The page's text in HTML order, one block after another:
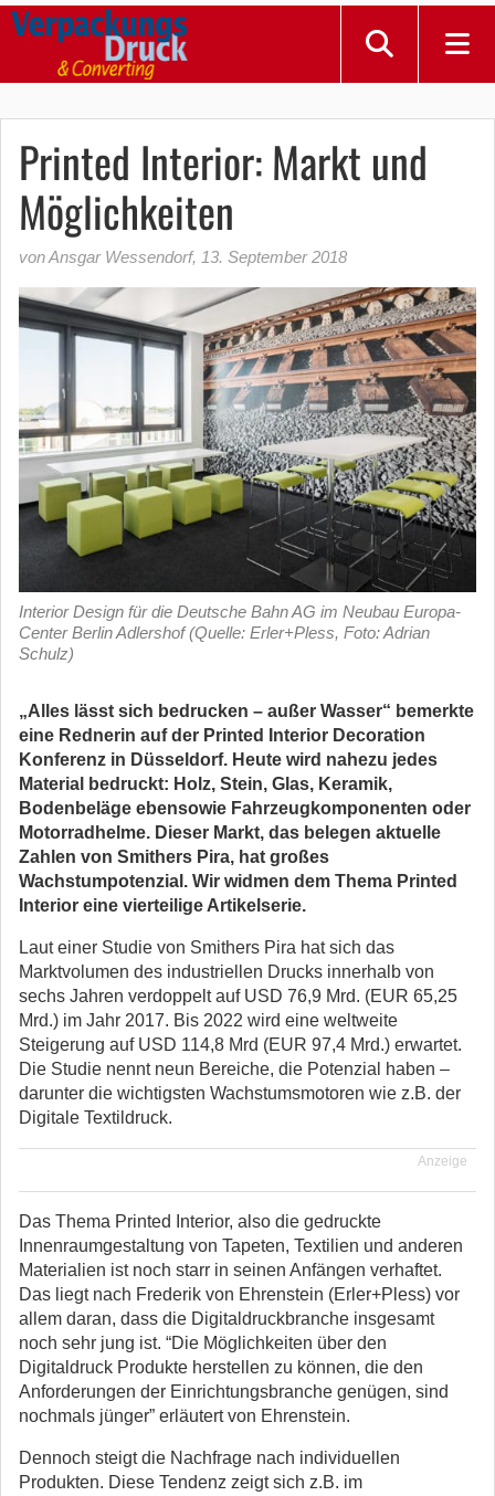
Printed Interior: Markt und
Möglichkeiten
von Ansgar Wessendorf, 13. September 2018
Interior Design für die Deutsche Bahn AG im Neubau Europa-
Center Berlin Adlershof (Quelle: Erler+Pless, Foto: Adrian
Schulz)
„Alles lässt sich bedrucken – außer Wasser“ bemerkte
eine Rednerin auf der Printed Interior Decoration
Konferenz in Düsseldorf. Heute wird nahezu jedes
Material bedruckt: Holz, Stein, Glas, Keramik,
Bodenbeläge ebensowie Fahrzeugkomponenten oder
Motorradhelme. Dieser Markt, das belegen aktuelle
Zahlen von Smithers Pira, hat großes
Wachstumpotenzial. Wir widmen dem Thema Printed
Interior eine vierteilige Artikelserie.
Laut einer Studie von Smithers Pira hat sich das
Marktvolumen des industriellen Drucks innerhalb von
sechs Jahren verdoppelt auf USD 76,9 Mrd. (EUR 65,25
Mrd.) im Jahr 2017. Bis 2022 wird eine weltweite
Steigerung auf USD 114,8 Mrd (EUR 97,4 Mrd.) erwartet.
Die Studie nennt neun Bereiche, die Potenzial haben –
darunter die wichtigsten Wachstumsmotoren wie z.B. der
Digitale Textildruck.
Anzeige
Das Thema Printed Interior, also die gedruckte
Innenraumgestaltung von Tapeten, Textilien und anderen
Materialien ist noch starr in seinen Anfängen verhaftet.
Das liegt nach Frederik von Ehrenstein (Erler+Pless) vor
allem daran, dass die Digitaldruckbranche insgesamt
noch sehr jung ist. “Die Möglichkeiten über den
Digitaldruck Produkte herstellen zu können, die den
Anforderungen der Einrichtungsbranche genügen, sind
nochmals jünger” erläutert von Ehrenstein.
Dennoch steigt die Nachfrage nach individuellen
Produkten. Diese Tendenz zeigt sich z.B. im